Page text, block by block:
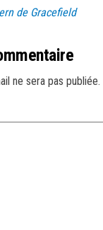
de Gracefield
ne sera pas publiée.